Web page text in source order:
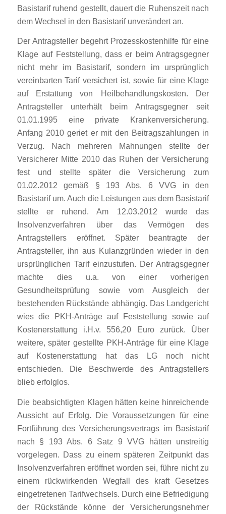
Basistarif ruhend gestellt, dauert die Ruhenszeit nach
dem Wechsel in den Basistarif unverändert an.
Der Antragsteller begehrt Prozesskostenhilfe für eine
Klage auf Feststellung, dass er beim Antragsgegner
nicht mehr im Basistarif, sondern im ursprünglich
vereinbarten Tarif versichert ist, sowie für eine Klage
auf Erstattung von Heilbehandlungskosten. Der
Antragsteller unterhält beim Antragsgegner seit
01.01.1995 eine private Krankenversicherung.
Anfang 2010 geriet er mit den Beitragszahlungen in
Verzug. Nach mehreren Mahnungen stellte der
Versicherer Mitte 2010 das Ruhen der Versicherung
fest und stellte später die Versicherung zum
01.02.2012 gemäß § 193 Abs. 6 VVG in den
Basistarif um. Auch die Leistungen aus dem Basistarif
stellte er ruhend. Am 12.03.2012 wurde das
Insolvenzverfahren über das Vermögen des
Antragstellers eröffnet. Später beantragte der
Antragsteller, ihn aus Kulanzgründen wieder in den
ursprünglichen Tarif einzustufen. Der Antragsgegner
machte dies u.a. von einer vorherigen
Gesundheitsprüfung sowie vom Ausgleich der
bestehenden Rückstände abhängig. Das Landgericht
wies die PKH-Anträge auf Feststellung sowie auf
Kostenerstattung i.H.v. 556,20 Euro zurück. Über
weitere, später gestellte PKH-Anträge für eine Klage
auf Kostenerstattung hat das LG noch nicht
entschieden. Die Beschwerde des Antragstellers
blieb erfolglos.
Die beabsichtigten Klagen hätten keine hinreichende
Aussicht auf Erfolg. Die Voraussetzungen für eine
Fortführung des Versicherungsvertrags im Basistarif
nach § 193 Abs. 6 Satz 9 VVG hätten unstreitig
vorgelegen. Dass zu einem späteren Zeitpunkt das
Insolvenzverfahren eröffnet worden sei, führe nicht zu
einem rückwirkenden Wegfall des kraft Gesetzes
eingetretenen Tarifwechsels. Durch eine Befriedigung
der Rückstände könne der Versicherungsnehmer